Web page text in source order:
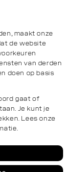
uur.
maakt onze
de website
van derden
doen op basis
gaat of
Je kunt je
Lees onze